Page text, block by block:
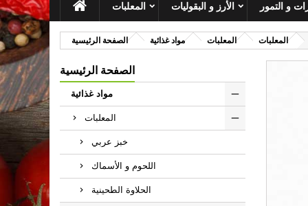
المعلبات الأرز و البقوليات و التمور
الصفحة الرئيسية مواد غذائية المعلبات المعلبات
الصفحة الرئيسية
مواد غذائية
المعلبات
خبز عربي
اللحوم و الأسماك
الحلاوة الطحينية